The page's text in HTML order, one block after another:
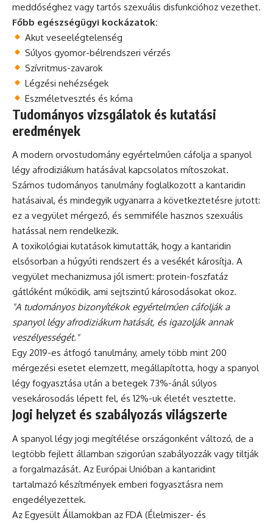
meddőséghez vagy tartós szexuális disfunkcióhoz vezethet.
Főbb egészségügyi kockázatok:
Akut veseelégtelenség
Súlyos gyomor-bélrendszeri vérzés
Szívritmus-zavarok
Légzési nehézségek
Eszméletvesztés és kóma
Tudományos vizsgálatok és kutatási
eredmények
A modern orvostudomány egyértelműen cáfolja a spanyol
légy afrodiziákum hatásával kapcsolatos mítoszokat.
Számos tudományos tanulmány foglalkozott a kantaridin
hatásaival, és mindegyik ugyanarra a következtetésre jutott:
ez a vegyület mérgező, és semmiféle hasznos szexuális
hatással nem rendelkezik.
A toxikológiai kutatások kimutatták, hogy a kantaridin
elsősorban a húgyúti rendszert és a vesékét károsítja. A
vegyület mechanizmusa jól ismert: protein-foszfatáz
gátlóként működik, ami sejtszintű károsodásokat okoz.
"A tudományos bizonyítékok egyértelműen cáfolják a
spanyol légy afrodiziákum hatását, és igazolják annak
veszélyességét."
Egy 2019-es átfogó tanulmány, amely több mint 200
mérgezési esetet elemzett, megállapította, hogy a spanyol
légy fogyasztása után a betegek 73%-ánál súlyos
vesekárosodás lépett fel, és 12%-uk életét vesztette.
Jogi helyzet és szabályozás világszerte
A spanyol légy jogi megítélése országonként változó, de a
legtöbb fejlett államban szigorúan szabályozzák vagy tiltják
a forgalmazását. Az Európai Unióban a kantaridint
tartalmazó készítmények emberi fogyasztásra nem
engedélyezettek.
Az Egyesült Államokban az FDA (Élelmiszer- és